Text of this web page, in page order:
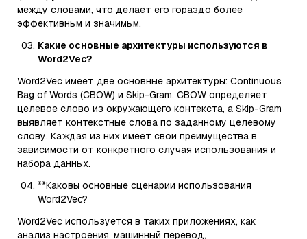
между словами, что делает его гораздо более
эффективным и значимым.
Какие основные архитектуры используются в
Word2Vec?
Word2Vec имеет две основные архитектуры: Continuous
Bag of Words (CBOW) и Skip-Gram. CBOW определяет
целевое слово из окружающего контекста, а Skip-Gram
выявляет контекстные слова по заданному целевому
слову. Каждая из них имеет свои преимущества в
зависимости от конкретного случая использования и
набора данных.
**Каковы основные сценарии использования
Word2Vec?
Word2Vec используется в таких приложениях, как
анализ настроения, машинный перевод,